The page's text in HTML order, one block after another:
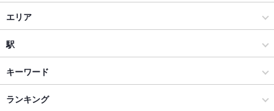
和食
和食全般
浜松 × 和食
浜松 × 和食全般
エリア
浜北
浜北 × 和食
浜北 × 和食全般
駅
遠州小松駅
遠州西ケ崎駅
キーワード
からあげ
ランキング